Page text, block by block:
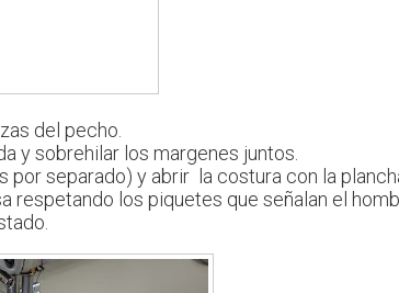
del pecho.
y sobrehilar los margenes juntos.
separado) y abrir la costura con la
respetando los piquetes que señalan el